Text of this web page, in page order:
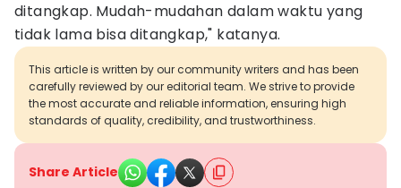
ditangkap. Mudah-mudahan dalam waktu yang
tidak lama bisa ditangkap," katanya.
This article is written by our community writers and has been
carefully reviewed by our editorial team. We strive to provide
the most accurate and reliable information, ensuring high
standards of quality, credibility, and trustworthiness.
Share Article